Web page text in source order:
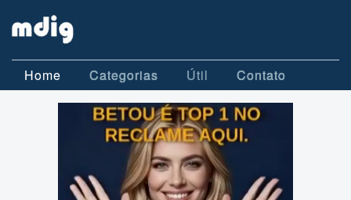
Home Categorias Útil Contato